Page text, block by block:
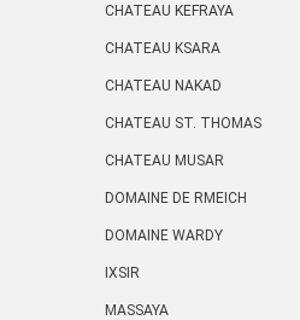
CHATEAU KEFRAYA
CHATEAU KSARA
CHATEAU NAKAD
CHATEAU ST. THOMAS
CHATEAU MUSAR
DOMAINE DE RMEICH
DOMAINE WARDY
IXSIR
MASSAYA